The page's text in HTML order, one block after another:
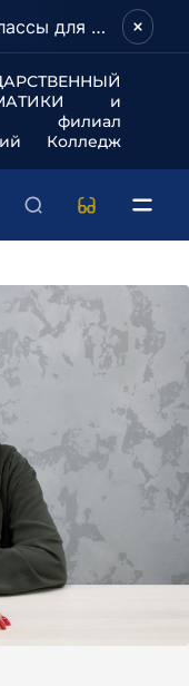
Обучающие курсы и мастер-классы для школьников и абитуриентов!
и
филиал
Колледж